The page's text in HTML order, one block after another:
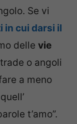
Se vi
in cui darsi il
delle vie
o angoli
a meno
t’amo”.